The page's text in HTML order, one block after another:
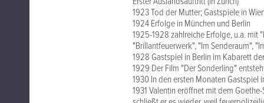
1923 Tod der Mutter; Gastspiele in
1924 Erfolge in München und Berlin
1925-1928 zahlreiche Erfolge, u.a. mit
"Brillantfeuerwerk", "Im Senderaum",
1928 Gastspiel in Berlin im Kabarett
1929 Der Film "Der Sonderling"
1930 In den ersten Monaten Gastspiel
1931 Valentin eröffnet mit dem